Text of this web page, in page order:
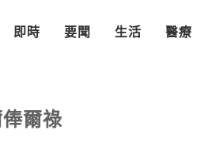
即時 要聞 生活 醫療
爾祿